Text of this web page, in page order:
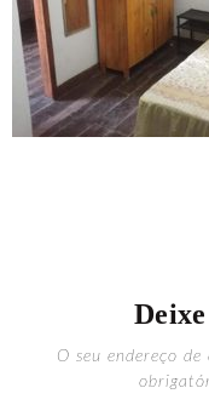
O seu endereço